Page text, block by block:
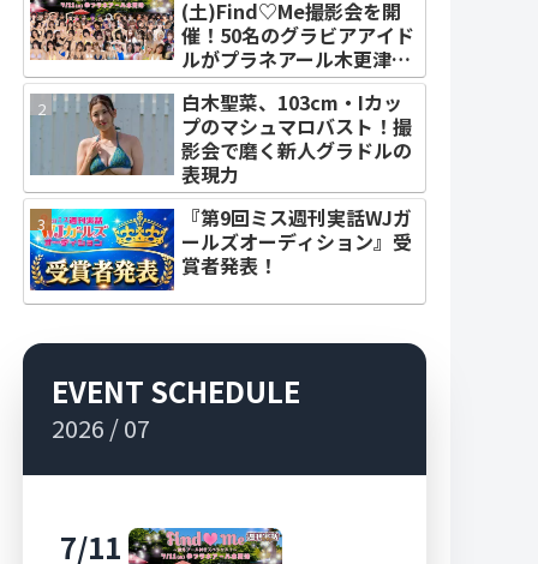
(土)Find♡Me撮影会を開
催！50名のグラビアアイド
ルがプラネアール木更津に
集結！
白木聖菜、103cm・Iカッ
プのマシュマロバスト！撮
影会で磨く新人グラドルの
表現力
『第9回ミス週刊実話WJガ
ールズオーディション』受
賞者発表！
EVENT SCHEDULE
2026 / 07
7/11